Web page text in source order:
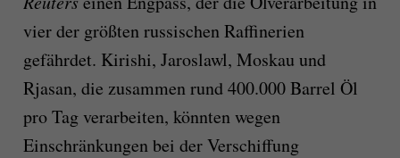
vier der größten russischen Raffinerien
gefährdet. Kirishi, Jaroslawl, Moskau und
Rjasan, die zusammen rund 400.000 Barrel Öl
pro Tag verarbeiten, könnten wegen
Einschränkungen bei der Verschiffung